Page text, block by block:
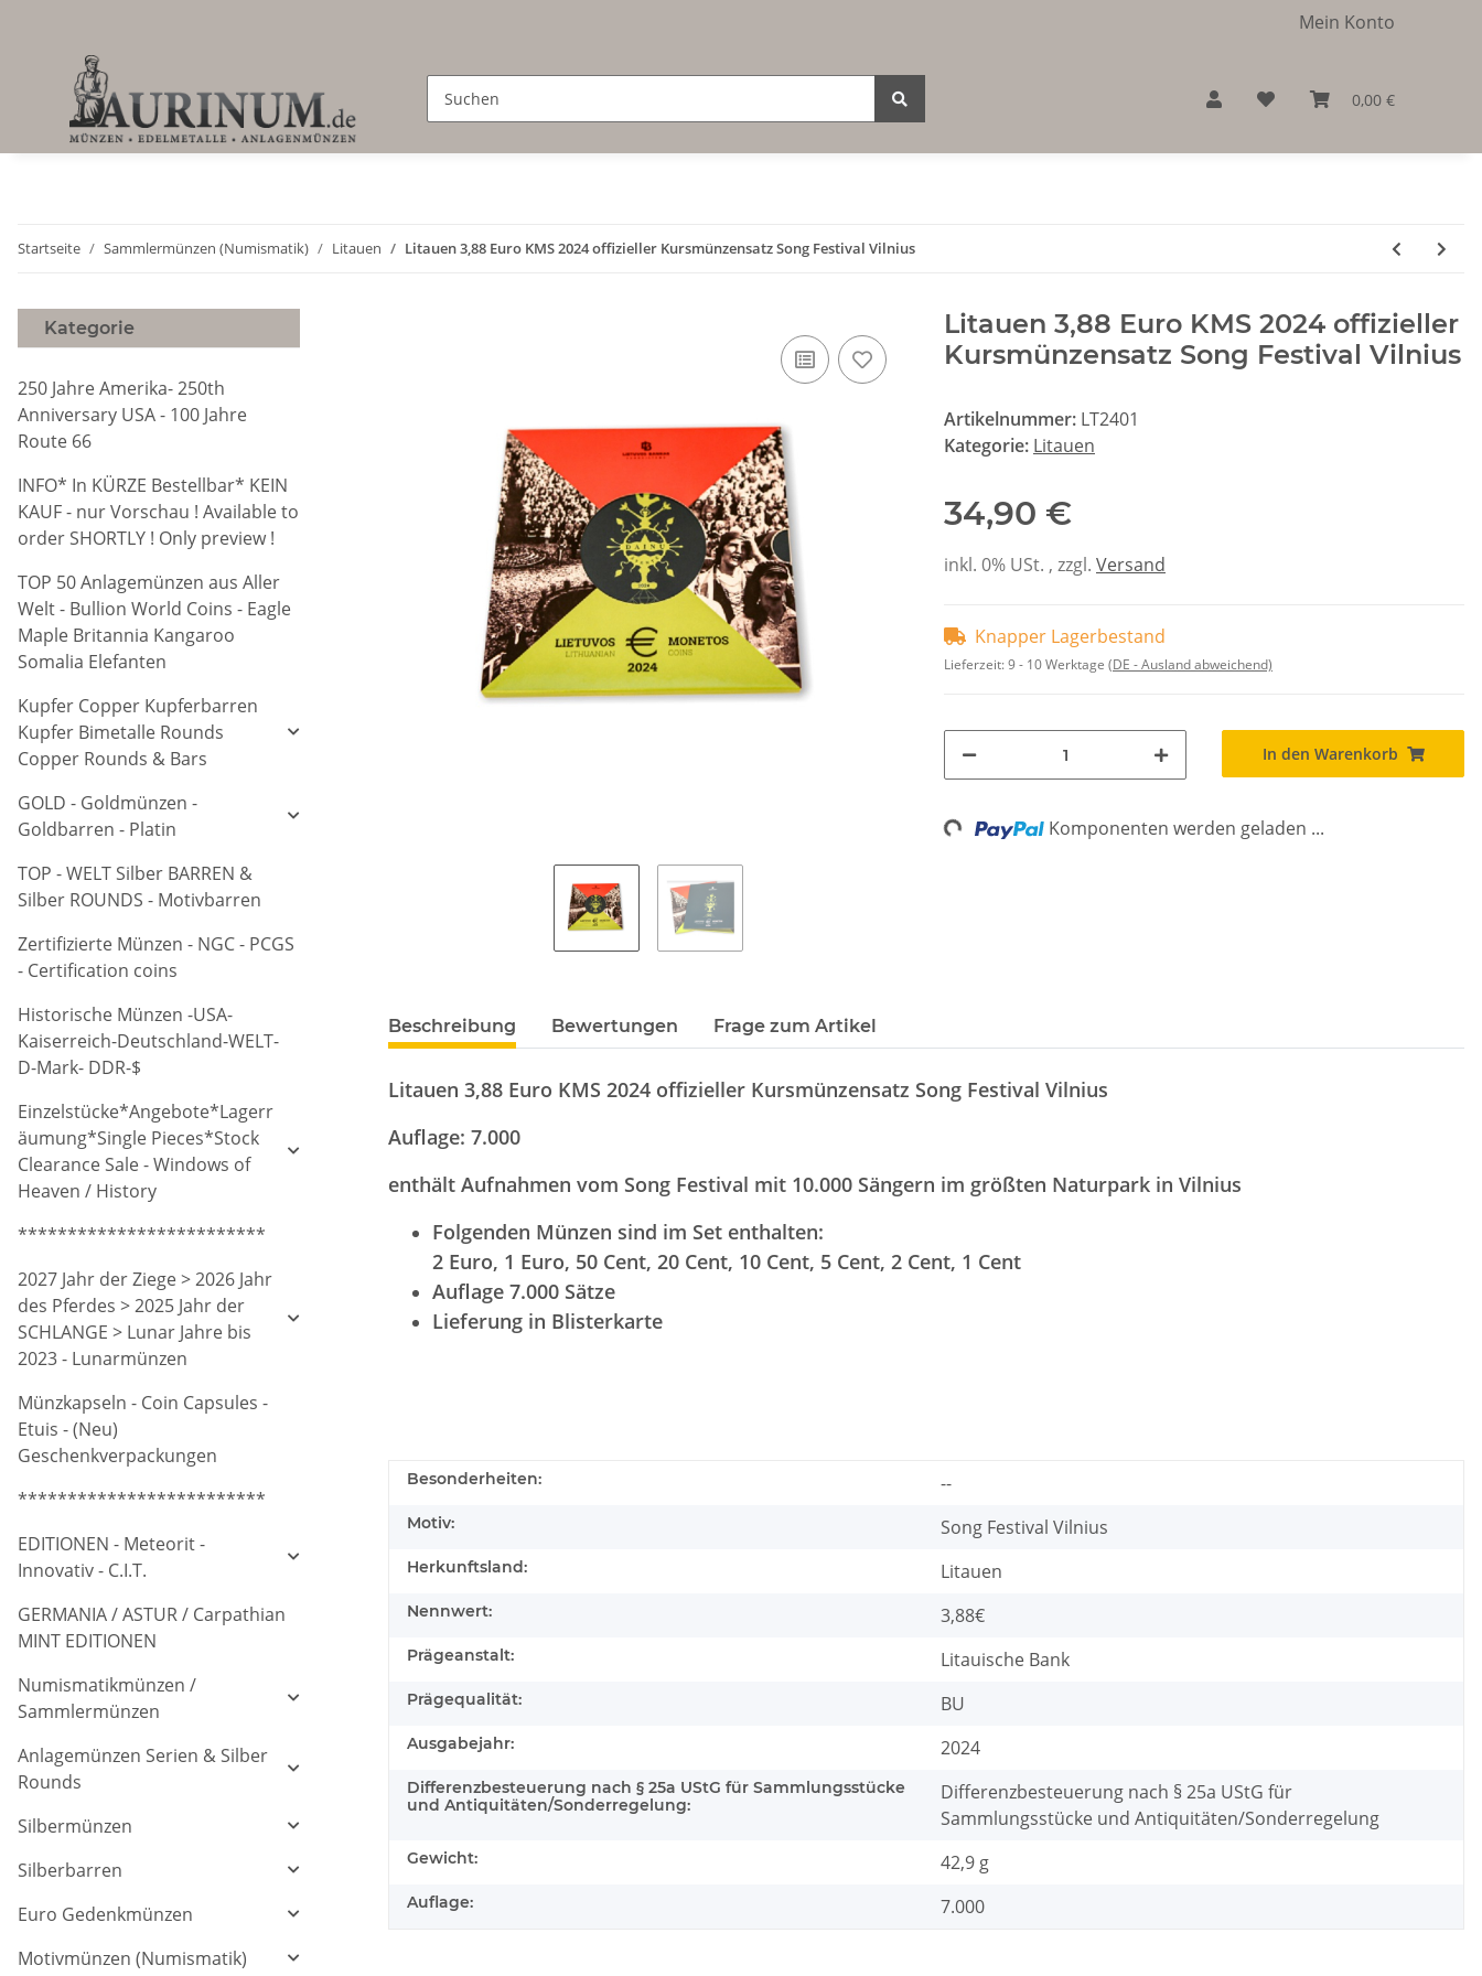
Mein Konto
0,00 €
Startseite Sammlermünzen (Numismatik) Litauen Litauen 3,88 Euro KMS 2024 offizieller Kursmünzensatz Song Festival Vilnius
Litauen 3,88 Euro KMS 2024 offizieller
Kursmünzensatz Song Festival Vilnius
Artikelnummer: LT2401
Kategorie: Litauen
34,90 €
inkl. 0% USt. , zzgl. Versand
Knapper Lagerbestand
Lieferzeit:9 - 10 Werktage (DE - Ausland abweichend)
In den Warenkorb
Loading... Komponenten werden geladen ...
Beschreibung Bewertungen Frage zum Artikel
Litauen 3,88 Euro KMS 2024 offizieller Kursmünzensatz Song Festival Vilnius
Auflage: 7.000
enthält Aufnahmen vom Song Festival mit 10.000 Sängern im größten Naturpark in Vilnius
Folgenden Münzen sind im Set enthalten:
2 Euro, 1 Euro, 50 Cent, 20 Cent, 10 Cent, 5 Cent, 2 Cent, 1 Cent
Auflage 7.000 Sätze
Lieferung in Blisterkarte
Besonderheiten: --
Motiv: Song Festival Vilnius
Herkunftsland: Litauen
Nennwert: 3,88€
Prägeanstalt: Litauische Bank
Prägequalität: BU
Ausgabejahr: 2024
Differenzbesteuerung nach § 25a UStG für Sammlungsstücke
und Antiquitäten/Sonderregelung:
Differenzbesteuerung nach § 25a UStG für
Sammlungsstücke und Antiquitäten/Sonderregelung
Gewicht: 42,9 g
Auflage: 7.000
Kategorie
250 Jahre Amerika- 250th
Anniversary USA - 100 Jahre
Route 66
INFO* In KÜRZE Bestellbar* KEIN
KAUF - nur Vorschau ! Available to
order SHORTLY ! Only preview !
TOP 50 Anlagemünzen aus Aller
Welt - Bullion World Coins - Eagle
Maple Britannia Kangaroo
Somalia Elefanten
Kupfer Copper Kupferbarren
Kupfer Bimetalle Rounds
Copper Rounds & Bars
GOLD - Goldmünzen -
Goldbarren - Platin
TOP - WELT Silber BARREN &
Silber ROUNDS - Motivbarren
Zertifizierte Münzen - NGC - PCGS
- Certification coins
Historische Münzen -USA-
Kaiserreich-Deutschland-WELT-
D-Mark- DDR-$
Einzelstücke*Angebote*Lagerr
äumung*Single Pieces*Stock
Clearance Sale - Windows of
Heaven / History
*************************
2027 Jahr der Ziege > 2026 Jahr
des Pferdes > 2025 Jahr der
SCHLANGE > Lunar Jahre bis
2023 - Lunarmünzen
Münzkapseln - Coin Capsules -
Etuis - (Neu)
Geschenkverpackungen
*************************
EDITIONEN - Meteorit -
Innovativ - C.I.T.
GERMANIA / ASTUR / Carpathian
MINT EDITIONEN
Numismatikmünzen /
Sammlermünzen
Anlagemünzen Serien & Silber
Rounds
Silbermünzen
Silberbarren
Euro Gedenkmünzen
Motivmünzen (Numismatik)